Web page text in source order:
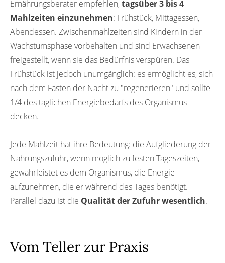
Warum ist die medizinische Begleitung bei
der Gewichtsabnahme so wichtig?
Was man sich merken sollte
Quellenangaben
Ernährungsberater empfehlen,tagsüber 3 bis 4
Mahlzeiten einzunehmen: Frühstück, Mittagessen,
Abendessen. Zwischenmahlzeiten sind Kindern in der
Wachstumsphase vorbehalten und sind Erwachsenen
freigestellt, wenn sie das Bedürfnis verspüren. Das
Frühstück ist jedoch unumgänglich: es ermöglicht es, sich
nach dem Fasten der Nacht zu "regenerieren" und sollte
1/4 des täglichen Energiebedarfs des Organismus
decken.
Jede Mahlzeit hat ihre Bedeutung: die Aufgliederung der
Nahrungszufuhr, wenn möglich zu festen Tageszeiten,
gewährleistet es dem Organismus, die Energie
aufzunehmen, die er während des Tages benötigt.
Parallel dazu ist die Qualität der Zufuhr wesentlich.
Vom Teller zur Praxis